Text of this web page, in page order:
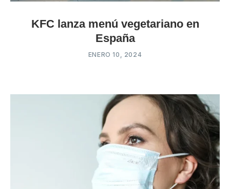
KFC lanza menú vegetariano en
España
ENERO 10, 2024